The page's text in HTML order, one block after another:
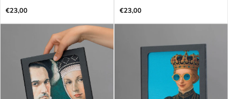
Įprasta
€23,00
Įprasta
€23,00